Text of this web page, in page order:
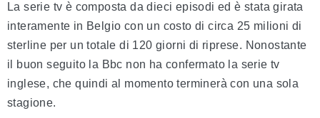
La serie tv è composta da dieci episodi ed è stata girata
interamente in Belgio con un costo di circa 25 milioni di
sterline per un totale di 120 giorni di riprese. Nonostante
il buon seguito la Bbc non ha confermato la serie tv
inglese, che quindi al momento terminerà con una sola
stagione.